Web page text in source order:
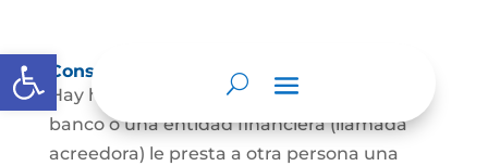
Abrir barra de herramientas
Constitución de hipoteca
Hay hipoteca cuando una persona, o un
banco o una entidad financiera (llamada
acreedora) le presta a otra persona una